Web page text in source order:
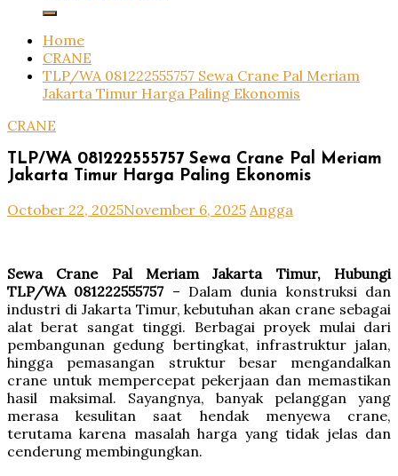
Home
CRANE
TLP/WA 081222555757 Sewa Crane Pal Meriam
Jakarta Timur Harga Paling Ekonomis
CRANE
TLP/WA 081222555757 Sewa Crane Pal Meriam
Jakarta Timur Harga Paling Ekonomis
October 22, 2025November 6, 2025 Angga
Sewa Crane Pal Meriam Jakarta Timur, Hubungi
TLP/WA 081222555757– Dalam dunia konstruksi dan
industri di Jakarta Timur, kebutuhan akan crane sebagai
alat berat sangat tinggi. Berbagai proyek mulai dari
pembangunan gedung bertingkat, infrastruktur jalan,
hingga pemasangan struktur besar mengandalkan
crane untuk mempercepat pekerjaan dan memastikan
hasil maksimal. Sayangnya, banyak pelanggan yang
merasa kesulitan saat hendak menyewa crane,
terutama karena masalah harga yang tidak jelas dan
cenderung membingungkan.